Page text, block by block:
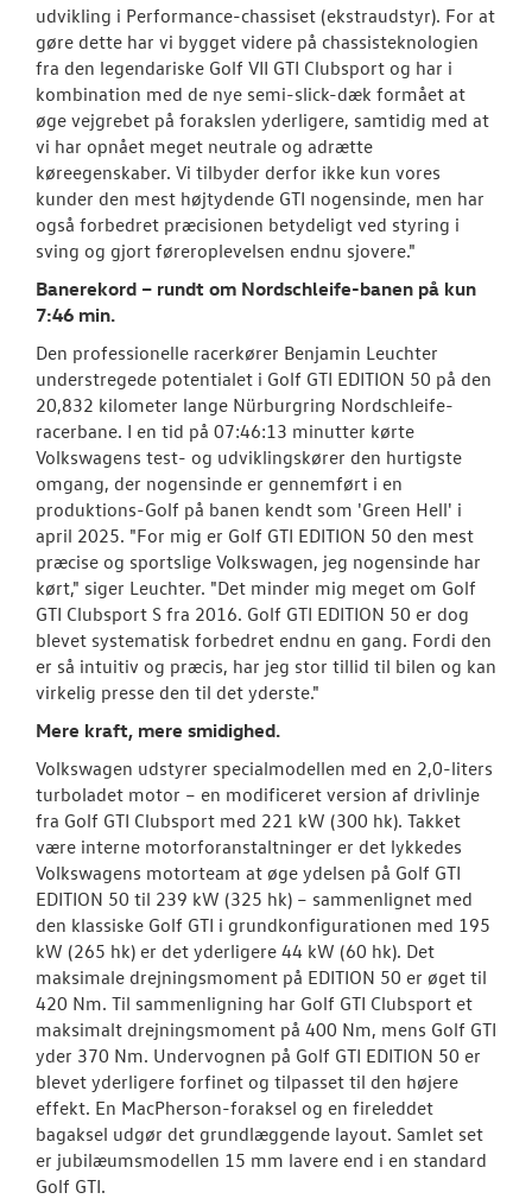
udvikling i Performance-chassiset (ekstraudstyr). For at
gøre dette har vi bygget videre på chassisteknologien
fra den legendariske Golf VII GTI Clubsport og har i
kombination med de nye semi-slick-dæk formået at
øge vejgrebet på forakslen yderligere, samtidig med at
vi har opnået meget neutrale og adrætte
køreegenskaber. Vi tilbyder derfor ikke kun vores
kunder den mest højtydende GTI nogensinde, men har
også forbedret præcisionen betydeligt ved styring i
sving og gjort føreroplevelsen endnu sjovere."
Banerekord – rundt om Nordschleife-banen på kun
7:46 min.
Den professionelle racerkører Benjamin Leuchter
understregede potentialet i Golf GTI EDITION 50 på den
20,832 kilometer lange Nürburgring Nordschleife-
racerbane. I en tid på 07:46:13 minutter kørte
Volkswagens test- og udviklingskører den hurtigste
omgang, der nogensinde er gennemført i en
produktions-Golf på banen kendt som 'Green Hell' i
april 2025. "For mig er Golf GTI EDITION 50 den mest
præcise og sportslige Volkswagen, jeg nogensinde har
kørt," siger Leuchter. "Det minder mig meget om Golf
GTI Clubsport S fra 2016. Golf GTI EDITION 50 er dog
blevet systematisk forbedret endnu en gang. Fordi den
er så intuitiv og præcis, har jeg stor tillid til bilen og kan
virkelig presse den til det yderste."
Mere kraft, mere smidighed.
Volkswagen udstyrer specialmodellen med en 2,0-liters
turboladet motor – en modificeret version af drivlinje
fra Golf GTI Clubsport med 221 kW (300 hk). Takket
være interne motorforanstaltninger er det lykkedes
Volkswagens motorteam at øge ydelsen på Golf GTI
EDITION 50 til 239 kW (325 hk) – sammenlignet med
den klassiske Golf GTI i grundkonfigurationen med 195
kW (265 hk) er det yderligere 44 kW (60 hk). Det
maksimale drejningsmoment på EDITION 50 er øget til
420 Nm. Til sammenligning har Golf GTI Clubsport et
maksimalt drejningsmoment på 400 Nm, mens Golf GTI
yder 370 Nm. Undervognen på Golf GTI EDITION 50 er
blevet yderligere forfinet og tilpasset til den højere
effekt. En MacPherson-foraksel og en fireleddet
bagaksel udgør det grundlæggende layout. Samlet set
er jubilæumsmodellen 15 mm lavere end i en standard
Golf GTI.